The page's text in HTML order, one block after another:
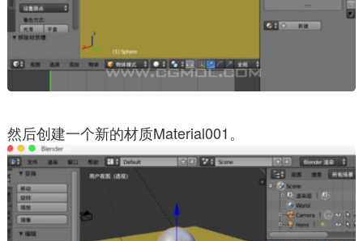
然后创建一个新的材质Material001。